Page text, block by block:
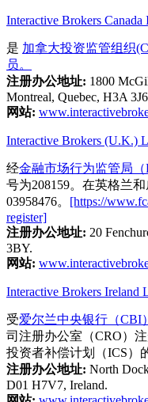
Interactive Brokers Canada
是 加拿大投资监管组织
员。
注册办公地址: 1800
Montreal, Quebec, H3A
网站:
Interactive Brokers (U.K.)
经金融市场行为监管局（
号为208159。在英格兰
03958476。 [https://
register]
注册办公地址: 20
3BY.
网站:
Interactive Brokers Ireland
受爱尔兰中央银行（CBI
司注册办公室（CRO）
投资者补偿计划（ICS）
注册办公地址: North
D01 H7V7, Ireland.